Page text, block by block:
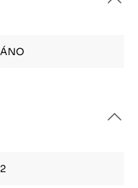
ÁNO
2